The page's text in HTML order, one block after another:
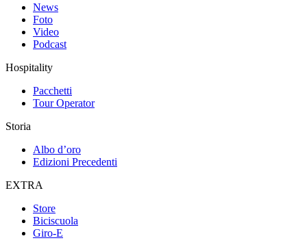
News
Foto
Video
Podcast
Hospitality
Pacchetti
Tour Operator
Storia
Albo d’oro
Edizioni Precedenti
EXTRA
Store
Biciscuola
Giro-E